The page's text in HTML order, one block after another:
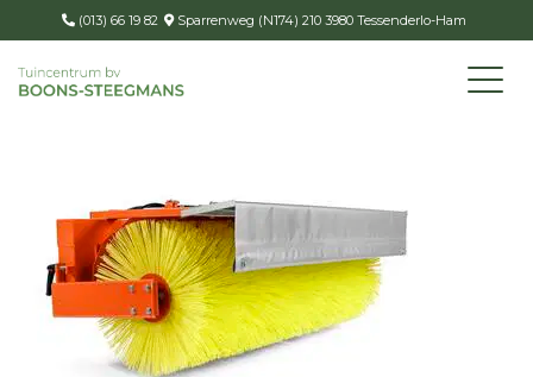
(013) 66 19 82 Sparrenweg (N174) 210 3980 Tessenderlo-Ham